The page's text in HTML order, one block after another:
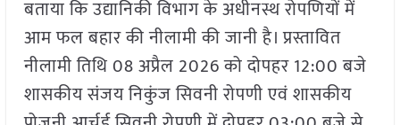
बताया कि उद्यानिकी विभाग के अधीनस्थ रोपणियों में
आम फल बहार की नीलामी की जानी है। प्रस्तावित
नीलामी तिथि 08 अप्रैल 2026 को दोपहर 12:00 बजे
शासकीय संजय निकुंज सिवनी रोपणी एवं शासकीय